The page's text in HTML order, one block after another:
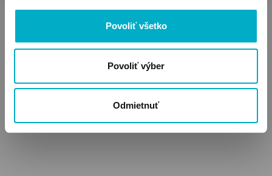
Povoliť všetko
Povoliť výber
Odmietnuť